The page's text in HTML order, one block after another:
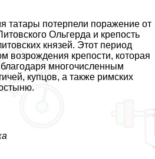
татары потерпели поражение от
Ольгерда и крепость
князей. Этот период
возрождения крепости, которая
многочисленным
купцов, а также римских